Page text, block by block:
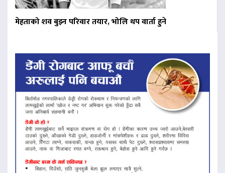
मेहताको शव बुझ्न परिवार तयार, भोलि थप वार्ता हुने